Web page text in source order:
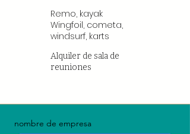
Remo, kayak
Wingfoil, cometa,
windsurf, karts
Alquiler de sala de
reuniones
nombre de empresa